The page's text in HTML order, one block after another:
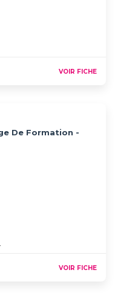
VOIR FICHE
De Formation -
VOIR FICHE